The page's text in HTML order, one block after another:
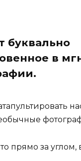
буквально
в
прямо за углом,